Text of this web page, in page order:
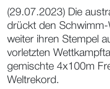
(29.07.2023) Die
drückt den
weiter ihren Stempel
vorletzten
gemischte 4x100m
Weltrekord.